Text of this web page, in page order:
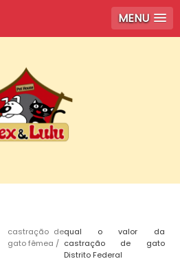
MENU
castração de
gato fêmea
qual o valor da
castração de gato
Distrito Federal